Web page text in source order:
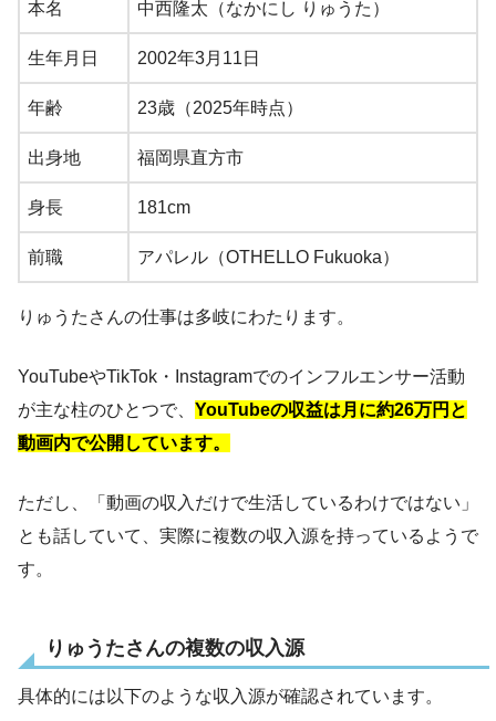
本名 中西隆太（なかにし りゅうた）
生年月日 2002年3月11日
年齢 23歳（2025年時点）
出身地 福岡県直方市
身長 181cm
前職 アパレル（OTHELLO Fukuoka）
りゅうたさんの仕事は多岐にわたります。
YouTubeやTikTok・Instagramでのインフルエンサー活動
が主な柱のひとつで、 YouTubeの収益は月に約26万円と
動画内で公開しています。
ただし、「動画の収入だけで生活しているわけではない」
とも話していて、実際に複数の収入源を持っているようで
す。
りゅうたさんの複数の収入源
具体的には以下のような収入源が確認されています。